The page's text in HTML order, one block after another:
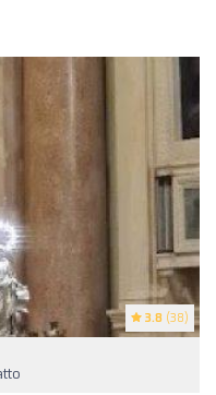
3.8 (38)